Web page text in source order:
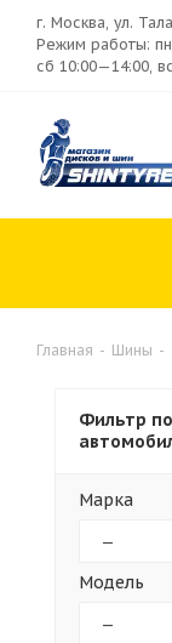
г. Москва, ул.
Режим работы:
сб 10:00—14:00,
Главная - Шины -
Фильтр по
Марка
Модель